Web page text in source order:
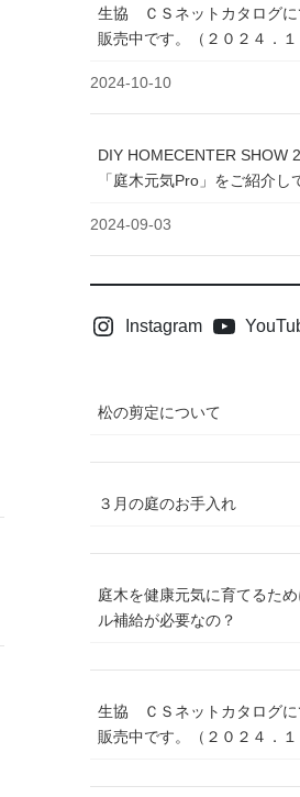
生協 ＣＳネットカタログに
販売中です。（２０２４．１
2024-10-10
DIY HOMECENTER SHOW
「庭木元気Pro」をご紹介し
2024-09-03
Instagram
松の剪定について
３月の庭のお手入れ
庭木を健康元気に育てるた
ル補給が必要なの？
生協 ＣＳネットカタログに
販売中です。（２０２４．１